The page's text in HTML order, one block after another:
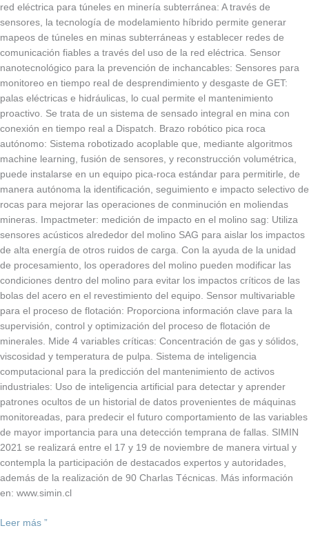
red eléctrica para túneles en minería subterránea: A través de
sensores, la tecnología de modelamiento híbrido permite generar
mapeos de túneles en minas subterráneas y establecer redes de
comunicación fiables a través del uso de la red eléctrica. Sensor
nanotecnológico para la prevención de inchancables: Sensores para
monitoreo en tiempo real de desprendimiento y desgaste de GET:
palas eléctricas e hidráulicas, lo cual permite el mantenimiento
proactivo. Se trata de un sistema de sensado integral en mina con
conexión en tiempo real a Dispatch. Brazo robótico pica roca
autónomo: Sistema robotizado acoplable que, mediante algoritmos
machine learning, fusión de sensores, y reconstrucción volumétrica,
puede instalarse en un equipo pica‐roca estándar para permitirle, de
manera autónoma la identificación, seguimiento e impacto selectivo de
rocas para mejorar las operaciones de conminución en moliendas
mineras. Impactmeter: medición de impacto en el molino sag: Utiliza
sensores acústicos alrededor del molino SAG para aislar los impactos
de alta energía de otros ruidos de carga. Con la ayuda de la unidad
de procesamiento, los operadores del molino pueden modificar las
condiciones dentro del molino para evitar los impactos críticos de las
bolas del acero en el revestimiento del equipo. Sensor multivariable
para el proceso de flotación: Proporciona información clave para la
supervisión, control y optimización del proceso de flotación de
minerales. Mide 4 variables críticas: Concentración de gas y sólidos,
viscosidad y temperatura de pulpa. Sistema de inteligencia
computacional para la predicción del mantenimiento de activos
industriales: Uso de inteligencia artificial para detectar y aprender
patrones ocultos de un historial de datos provenientes de máquinas
monitoreadas, para predecir el futuro comportamiento de las variables
de mayor importancia para una detección temprana de fallas. SIMIN
2021 se realizará entre el 17 y 19 de noviembre de manera virtual y
contempla la participación de destacados expertos y autoridades,
además de la realización de 90 Charlas Técnicas. Más información
en: www.simin.cl
Leer más ”